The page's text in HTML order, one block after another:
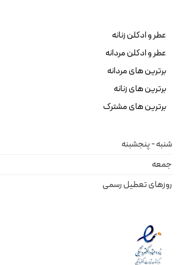
عطر و ادکلن زنانه
عطر و ادکلن مردانه
برترین های مردانه
برترین های زنانه
برترین های مشترک
شنبه - پنجشبنه
جمعه
روزهای تعطیل رسمی